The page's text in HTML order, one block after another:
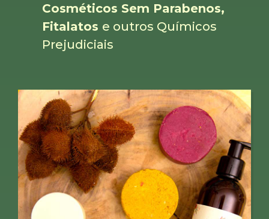
Cosméticos Sem Parabenos,
Fitalatos e outros Químicos
Prejudiciais